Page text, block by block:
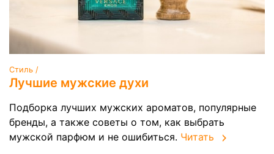
Стиль /
Лучшие мужские духи
Подборка лучших мужских ароматов, популярные
бренды, а также советы о том, как выбрать
мужской парфюм и не ошибиться. Читать